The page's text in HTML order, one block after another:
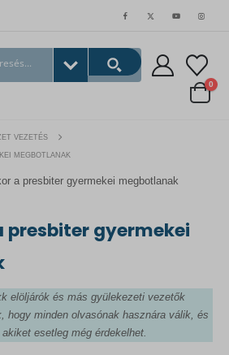
0
VEZETÉS
MEGBOTLANAK
presbiter gyermekei
elöljárók és más gyülekezeti vezetők
hogy minden olvasónak hasznára válik, és
esetleg még érdekelhet.